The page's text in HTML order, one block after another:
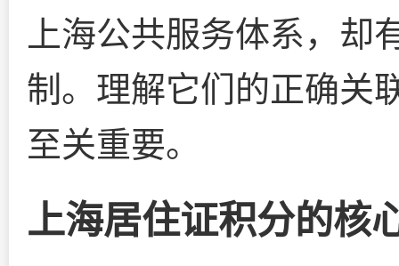
上海公共服务体系，却
制。理解它们的正确关
至关重要。
上海居住证积分的核